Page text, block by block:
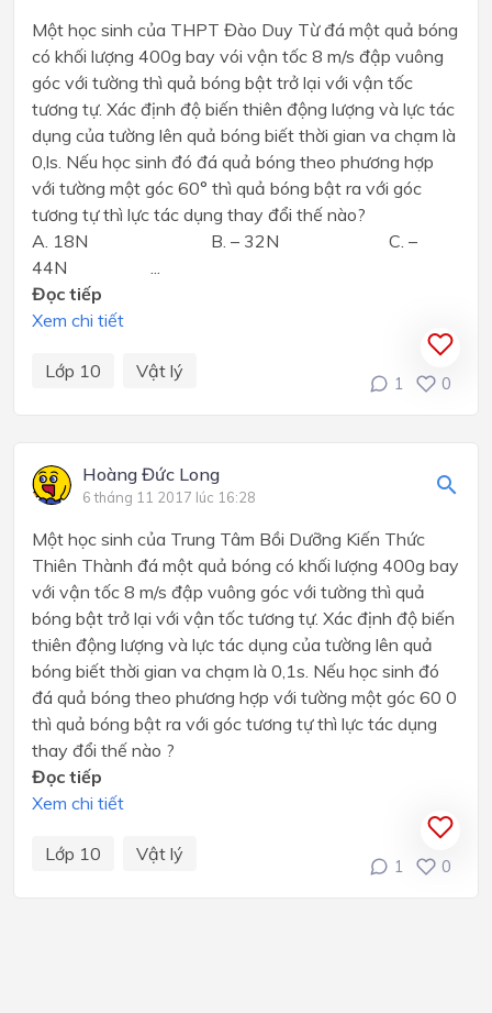
Một học sinh của THPT Đào Duy Từ đá một quả bóng
có khối lượng 400g bay vói vận tốc 8 m/s đập vuông
góc với tường thì quả bóng bật trở lại với vận tốc
tương tự. Xác định độ biến thiên động lượng và lực tác
dụng của tường lên quả bóng biết thời gian va chạm là
0,ls. Nếu học sinh đó đá quả bóng theo phương hợp
với tường một góc 60° thì quả bóng bật ra với góc
tương tự thì lực tác dụng thay đổi thế nào?
A. 18N B. – 32N C. –
44N ...
Đọc tiếp
Xem chi tiết
Lớp 10 Vật lý
1 0
Hoàng Đức Long
6 tháng 11 2017 lúc 16:28
Một học sinh của Trung Tâm Bồi Dưỡng Kiến Thức
Thiên Thành đá một quả bóng có khối lượng 400g bay
với vận tốc 8 m/s đập vuông góc với tường thì quả
bóng bật trở lại với vận tốc tương tự. Xác định độ biến
thiên động lượng và lực tác dụng của tường lên quả
bóng biết thời gian va chạm là 0,1s. Nếu học sinh đó
đá quả bóng theo phương hợp với tường một góc 60 0
thì quả bóng bật ra với góc tương tự thì lực tác dụng
thay đổi thế nào ?
Đọc tiếp
Xem chi tiết
Lớp 10 Vật lý
1 0